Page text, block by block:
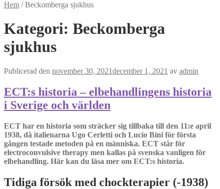
Hem /Beckomberga sjukhus
Kategori: Beckomberga
sjukhus
Publicerad den november 30, 2021december 1, 2021 av admin
ECT:s historia – elbehandlingens historia
i Sverige och världen
ECT har en historia som sträcker sig tillbaka till den 11:e april
1938, då italienarna Ugo Cerletti och Lucio Bini för första
gången testade metoden på en människa. ECT står för
electroconvulsive therapy men kallas på svenska vanligen för
elbehandling. Här kan du läsa mer om ECT:s historia.
Tidiga försök med chockterapier (-1938)